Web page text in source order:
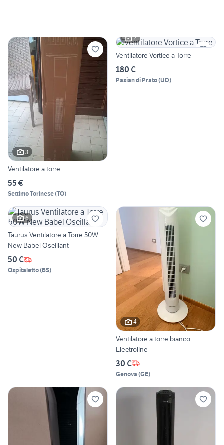
3
Ventilatore a torre
55 €
Settimo Torinese(TO)
2
Ventilatore Vortice a Torre
180 €
Pasian di Prato(UD)
6
Taurus Ventilatore a Torre 50W
New Babel Oscillant
50 €
Ospitaletto(BS)
4
Ventilatore a torre bianco
Electroline
30 €
Genova (GE)